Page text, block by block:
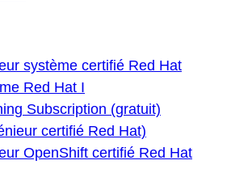
système certifié Red Hat
Red Hat I
Subscription (gratuit)
certifié Red Hat)
OpenShift certifié Red Hat